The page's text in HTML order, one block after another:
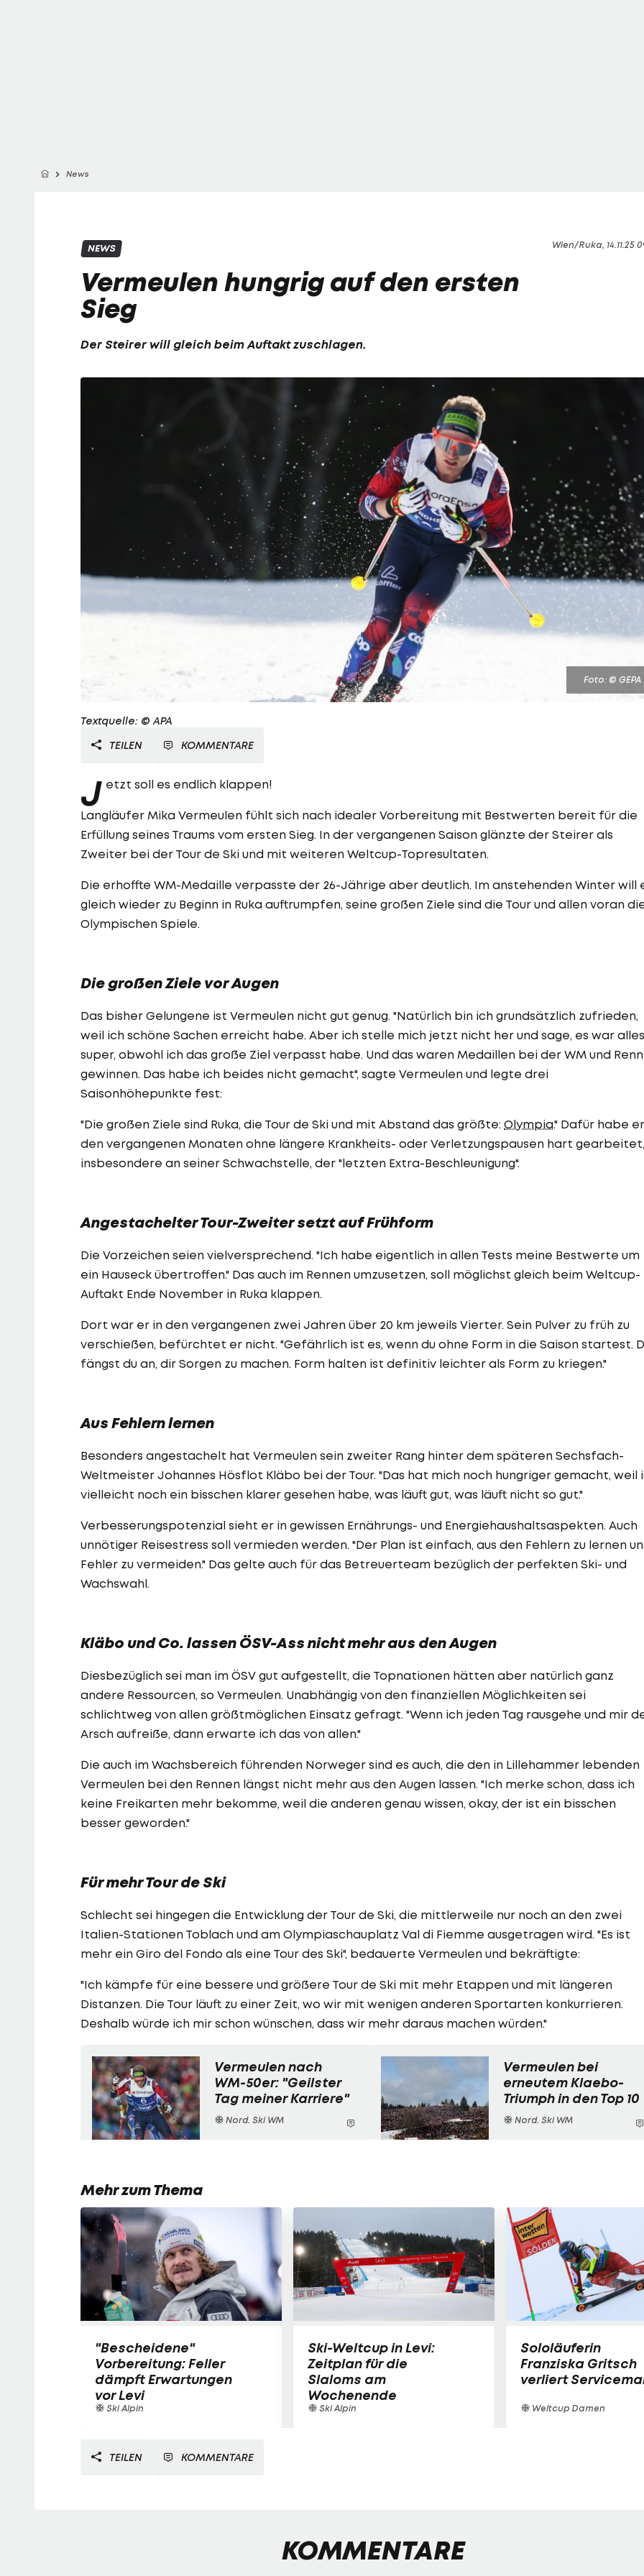
News
Wien/Ruka, 14.11.25
NEWS
Vermeulen hungrig auf den ersten
Sieg
Der Steirer will gleich beim Auftakt zuschlagen.
Foto: © GEPA
Textquelle: © APA
TEILEN
KOMMENTARE
J etzt soll es endlich klappen!
Langläufer Mika Vermeulen fühlt sich nach idealer Vorbereitung mit Bestwerten bereit für die
Erfüllung seines Traums vom ersten Sieg. In der vergangenen Saison glänzte der Steirer als
Zweiter bei der Tour de Ski und mit weiteren Weltcup-Topresultaten.
Die erhoffte WM-Medaille verpasste der 26-Jährige aber deutlich. Im anstehenden Winter will
gleich wieder zu Beginn in Ruka auftrumpfen, seine großen Ziele sind die Tour und allen voran
Olympischen Spiele.
Die großen Ziele vor Augen
Das bisher Gelungene ist Vermeulen nicht gut genug. "Natürlich bin ich grundsätzlich zufrieden,
weil ich schöne Sachen erreicht habe. Aber ich stelle mich jetzt nicht her und sage, es war alles
super, obwohl ich das große Ziel verpasst habe. Und das waren Medaillen bei der WM und
gewinnen. Das habe ich beides nicht gemacht", sagte Vermeulen und legte drei
Saisonhöhepunkte fest:
"Die großen Ziele sind Ruka, die Tour de Ski und mit Abstand das größte: Olympia." Dafür habe
den vergangenen Monaten ohne längere Krankheits- oder Verletzungspausen hart gearbeitet,
insbesondere an seiner Schwachstelle, der "letzten Extra-Beschleunigung".
Angestachelter Tour-Zweiter setzt auf Frühform
Die Vorzeichen seien vielversprechend. "Ich habe eigentlich in allen Tests meine Bestwerte um
ein Hauseck übertroffen." Das auch im Rennen umzusetzen, soll möglichst gleich beim Weltcup-
Auftakt Ende November in Ruka klappen.
Dort war er in den vergangenen zwei Jahren über 20 km jeweils Vierter. Sein Pulver zu früh zu
verschießen, befürchtet er nicht. "Gefährlich ist es, wenn du ohne Form in die Saison startest.
fängst du an, dir Sorgen zu machen. Form halten ist definitiv leichter als Form zu kriegen."
Aus Fehlern lernen
Besonders angestachelt hat Vermeulen sein zweiter Rang hinter dem späteren Sechsfach-
Weltmeister Johannes Hösflot Kläbo bei der Tour. "Das hat mich noch hungriger gemacht, weil
vielleicht noch ein bisschen klarer gesehen habe, was läuft gut, was läuft nicht so gut."
Verbesserungspotenzial sieht er in gewissen Ernährungs- und Energiehaushaltsaspekten. Auch
unnötiger Reisestress soll vermieden werden. "Der Plan ist einfach, aus den Fehlern zu lernen
Fehler zu vermeiden." Das gelte auch für das Betreuerteam bezüglich der perfekten Ski- und
Wachswahl.
Kläbo und Co. lassen ÖSV-Ass nicht mehr aus den Augen
Diesbezüglich sei man im ÖSV gut aufgestellt, die Topnationen hätten aber natürlich ganz
andere Ressourcen, so Vermeulen. Unabhängig von den finanziellen Möglichkeiten sei
schlichtweg von allen größtmöglichen Einsatz gefragt. "Wenn ich jeden Tag rausgehe und mir
Arsch aufreiße, dann erwarte ich das von allen."
Die auch im Wachsbereich führenden Norweger sind es auch, die den in Lillehammer lebenden
Vermeulen bei den Rennen längst nicht mehr aus den Augen lassen. "Ich merke schon, dass ich
keine Freikarten mehr bekomme, weil die anderen genau wissen, okay, der ist ein bisschen
besser geworden."
Für mehr Tour de Ski
Schlecht sei hingegen die Entwicklung der Tour de Ski, die mittlerweile nur noch an den zwei
Italien-Stationen Toblach und am Olympiaschauplatz Val di Fiemme ausgetragen wird. "Es ist
mehr ein Giro del Fondo als eine Tour des Ski", bedauerte Vermeulen und bekräftigte:
"Ich kämpfe für eine bessere und größere Tour de Ski mit mehr Etappen und mit längeren
Distanzen. Die Tour läuft zu einer Zeit, wo wir mit wenigen anderen Sportarten konkurrieren.
Deshalb würde ich mir schon wünschen, dass wir mehr daraus machen würden."
Vermeulen nach
WM-50er: "Geilster
Tag meiner Karriere"
Nord. Ski WM
Vermeulen bei
erneutem Klaebo-
Triumph in den Top 10
Nord. Ski WM
Mehr zum Thema
"Bescheidene"
Vorbereitung: Feller
dämpft Erwartungen
vor Levi
Ski Alpin
Ski-Weltcup in Levi:
Zeitplan für die
Slaloms am
Wochenende
Ski Alpin
Sololäuferin
Franziska Gritsch
verliert
Weltcup Damen
TEILEN KOMMENTARE
KOMMENTARE